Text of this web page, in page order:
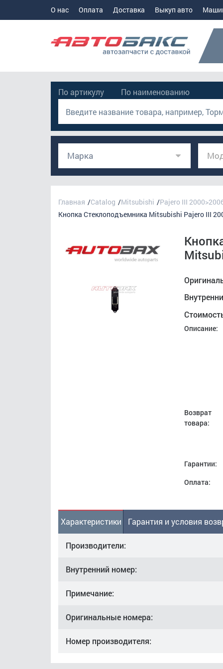
О нас Оплата Доставка Выкуп авто
По артикулу По наименованию
Марка
Главная Catalog Mitsubishi
Pajero III
Кнопка Стеклоподъемника Mitsubishi Pajero III
Описание:
Возврат
товара:
Гарантии:
Оплата:
Характеристики Гарантия и условия
Производители:
Внутренний номер:
Примечание:
Оригинальные номера:
Номер производителя: